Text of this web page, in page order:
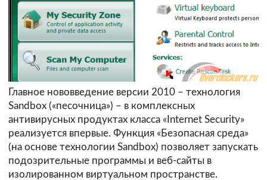
Главное нововведение версии 2010 – технология
Sandbox («песочница») – в комплексных
антивирусных продуктах класса «Internet Security»
реализуется впервые. Функция «Безопасная среда»
(на основе технологии Sandbox) позволяет запускать
подозрительные программы и веб-сайты в
изолированном виртуальном пространстве.